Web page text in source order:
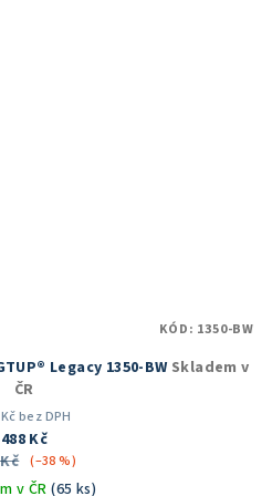
Legacy 1350-BW Skladem v
ČR
bez DPH
488 Kč
(–38 %)
v ČR(65 ks)
KÓD: 1350-BW